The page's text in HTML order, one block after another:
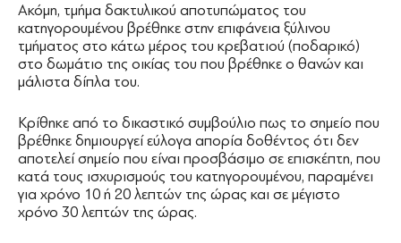
Ακόμη, τμήμα δακτυλικού αποτυπώματος του
κατηγορουμένου βρέθηκε στην επιφάνεια ξύλινου
τμήματος στο κάτω μέρος του κρεβατιού (ποδαρικό)
στο δωμάτιο της οικίας του που βρέθηκε ο θανών και
μάλιστα δίπλα του.
Κρίθηκε από το δικαστικό συμβούλιο πως το σημείο που
βρέθηκε δημιουργεί εύλογα απορία δοθέντος ότι δεν
αποτελεί σημείο που είναι προσβάσιμο σε επισκέπτη, που
κατά τους ισχυρισμούς του κατηγορουμένου, παραμένει
για χρόνο 10 ή 20 λεπτών της ώρας και σε μέγιστο
χρόνο 30 λεπτών της ώρας.